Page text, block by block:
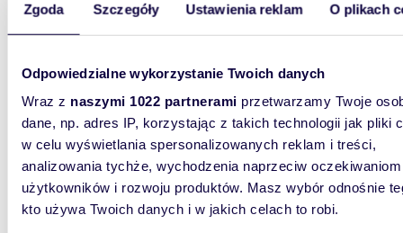
Zgoda Szczegóły Ustawienia reklam O plikach
Odpowiedzialne wykorzystanie Twoich danych
Wraz z naszymi 1022 partnerami przetwarzamy Twoje
dane, np. adres IP, korzystając z takich technologii jak pliki
w celu wyświetlania spersonalizowanych reklam i treści,
analizowania tychże, wychodzenia naprzeciw oczekiwaniom
użytkowników i rozwoju produktów. Masz wybór odnośnie
kto używa Twoich danych i w jakich celach to robi.
Oferty spełniające Twoje kryteria w
15 km zobacz wszystkie
WYRÓŻNIONE